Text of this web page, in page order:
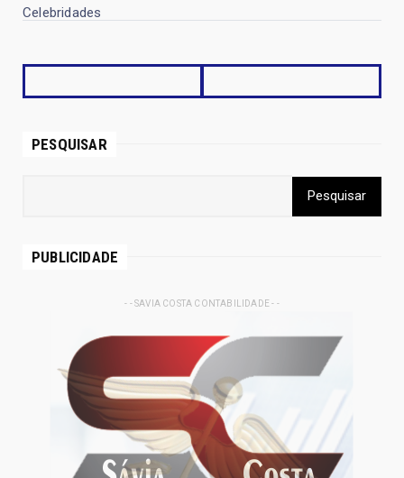
Celebridades
PESQUISAR
PUBLICIDADE
- - SAVIA COSTA CONTABILIDADE - -